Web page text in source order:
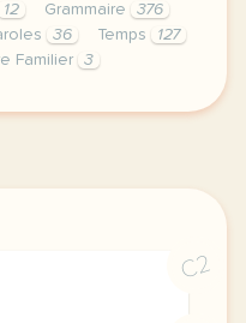
12 Grammaire
376
36 Temps
127
Familier 3
une chanson en
C2